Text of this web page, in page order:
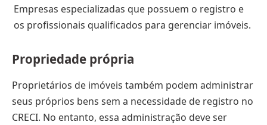
Empresas especializadas que possuem o registro e
os profissionais qualificados para gerenciar imóveis.
Propriedade própria
Proprietários de imóveis também podem administrar
seus próprios bens sem a necessidade de registro no
CRECI. No entanto, essa administração deve ser